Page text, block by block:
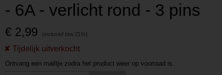
- 6A - verlicht rond - 3 pins
€ 2,99
Ontvang een mailtje zodra het product weer op voorraad is.